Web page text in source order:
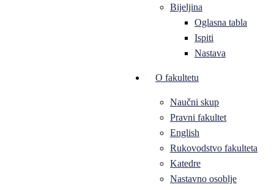
Bijeljina
Oglasna tabla
Ispiti
Nastava
O fakultetu
Naučni skup
Pravni fakultet
English
Rukovodstvo fakulteta
Katedre
Nastavno osoblje